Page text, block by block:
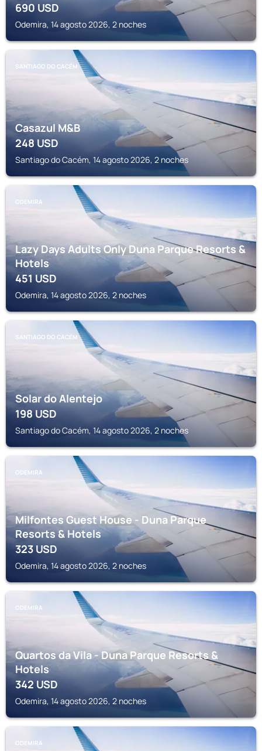
690USD
Odemira, 14 agosto 2026, 2 noches
SANTIAGO DO CACÉM
Casazul M&B
248USD
Santiago do Cacém, 14 agosto 2026, 2 noches
ODEMIRA
Lazy Days Adults Only Duna Parque Resorts &
Hotels
451USD
Odemira, 14 agosto 2026, 2 noches
SANTIAGO DO CACÉM
Solar do Alentejo
198USD
Santiago do Cacém, 14 agosto 2026, 2 noches
ODEMIRA
Milfontes Guest House - Duna Parque
Resorts & Hotels
323USD
Odemira, 14 agosto 2026, 2 noches
ODEMIRA
Quartos da Vila - Duna Parque Resorts &
Hotels
342USD
Odemira, 14 agosto 2026, 2 noches
ODEMIRA